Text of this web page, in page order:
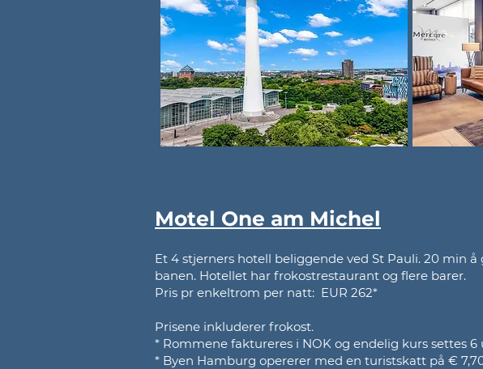
Motel One am Michel
Et 4 stjerners hotell beliggende ved St Pauli. 20 min
banen. Hotellet har frokostrestaurant og flere barer.
Pris pr enkeltrom per natt: EUR 262*
Prisene inkluderer frokost.
* Rommene faktureres i NOK og endelig kurs settes 6
* Byen Hamburg opererer med en turistskatt på €